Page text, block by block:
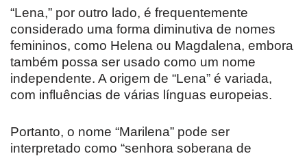
“Lena,” por outro lado, é frequentemente
considerado uma forma diminutiva de nomes
femininos, como Helena ou Magdalena, embora
também possa ser usado como um nome
independente. A origem de “Lena” é variada,
com influências de várias línguas europeias.
Portanto, o nome “Marilena” pode ser
interpretado como “senhora soberana de